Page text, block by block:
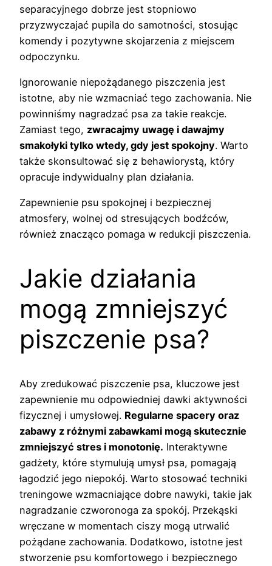
separacyjnego dobrze jest stopniowo
przyzwyczajać pupila do samotności, stosując
komendy i pozytywne skojarzenia z miejscem
odpoczynku.
Ignorowanie niepożądanego piszczenia jest
istotne, aby nie wzmacniać tego zachowania. Nie
powinniśmy nagradzać psa za takie reakcje.
Zamiast tego, zwracajmy uwagę i dawajmy
smakołyki tylko wtedy, gdy jest spokojny. Warto
także skonsultować się z behawiorystą, który
opracuje indywidualny plan działania.
Zapewnienie psu spokojnej i bezpiecznej
atmosfery, wolnej od stresujących bodźców,
również znacząco pomaga w redukcji piszczenia.
Jakie działania
mogą zmniejszyć
piszczenie psa?
Aby zredukować piszczenie psa, kluczowe jest
zapewnienie mu odpowiedniej dawki aktywności
fizycznej i umysłowej. Regularne spacery oraz
zabawy z różnymi zabawkami mogą skutecznie
zmniejszyć stres i monotonię. Interaktywne
gadżety, które stymulują umysł psa, pomagają
łagodzić jego niepokój. Warto stosować techniki
treningowe wzmacniające dobre nawyki, takie jak
nagradzanie czworonoga za spokój. Przekąski
wręczane w momentach ciszy mogą utrwalić
pożądane zachowania. Dodatkowo, istotne jest
stworzenie psu komfortowego i bezpiecznego